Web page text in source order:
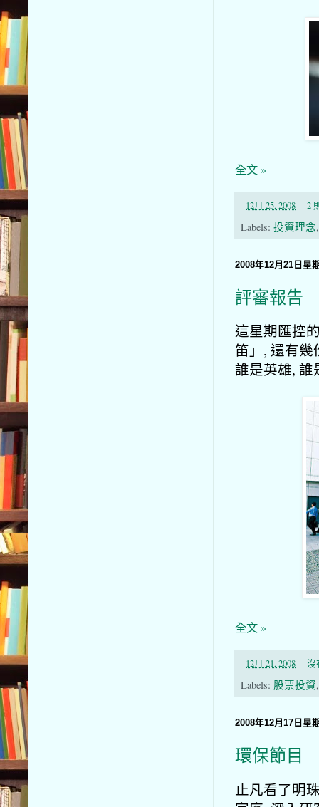
全文 »
- 12月 25, 2008 2
Labels: 投資理念
2008年12月21日星
評審報告
這星期匯控
笛」, 還有
誰是英雄, 誰
全文 »
- 12月 21, 2008 沒
Labels: 股票投資
2008年12月17日星
環保節目
止凡看了明